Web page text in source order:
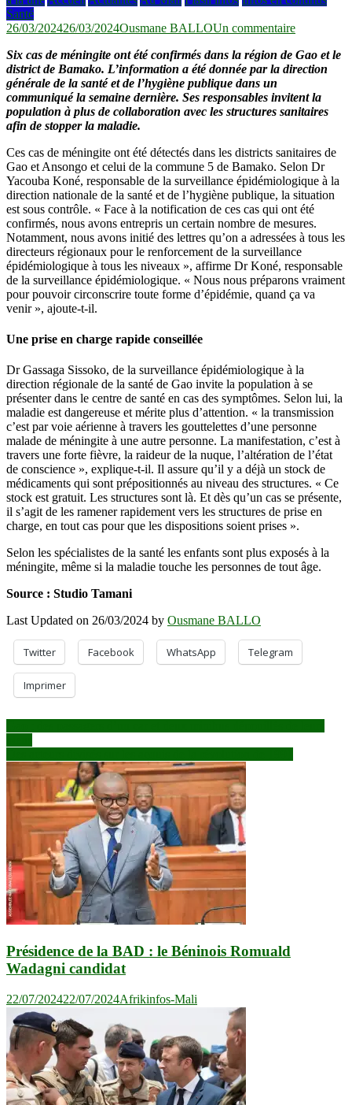
Santé
26/03/202426/03/2024Ousmane BALLOUn commentairesur
à
la
6
cas
Bamako
et
Gao
Six cas de méningite ont été confirmés dans la région de Gao et le
district de Bamako. L’information a été donnée par la direction
générale de la santé et de l’hygiène publique dans un
communiqué la semaine dernière. Ses responsables invitent la
population à plus de collaboration avec les structures sanitaires
afin de stopper la maladie.
Ces cas de méningite ont été détectés dans les districts sanitaires de
Gao et Ansongo et celui de la commune 5 de Bamako. Selon Dr
Yacouba Koné, responsable de la surveillance épidémiologique à la
direction nationale de la santé et de l’hygiène publique, la situation
est sous contrôle. « Face à la notification de ces cas qui ont été
confirmés, nous avons entrepris un certain nombre de mesures.
Notamment, nous avons initié des lettres qu’on a adressées à tous les
directeurs régionaux pour le renforcement de la surveillance
épidémiologique à tous les niveaux », affirme Dr Koné, responsable
de la surveillance épidémiologique. « Nous nous préparons vraiment
pour pouvoir circonscrire toute forme d’épidémie, quand ça va
venir », ajoute-t-il.
Une prise en charge rapide conseillée
Dr Gassaga Sissoko, de la surveillance épidémiologique à la
direction régionale de la santé de Gao invite la population à se
présenter dans le centre de santé en cas des symptômes. Selon lui, la
maladie est dangereuse et mérite plus d’attention. « la transmission
c’est par voie aérienne à travers les gouttelettes d’une personne
malade de méningite à une autre personne. La manifestation, c’est à
travers une forte fièvre, la raideur de la nuque, l’altération de l’état
de conscience », explique-t-il. Il assure qu’il y a déjà un stock de
médicaments qui sont prépositionnés au niveau des structures. « Ce
stock est gratuit. Les structures sont là. Et dès qu’un cas se présente,
il s’agit de les ramener rapidement vers les structures de prise en
charge, en tout cas pour que les dispositions soient prises ».
Selon les spécialistes de la santé les enfants sont plus exposés à la
méningite, même si la maladie touche les personnes de tout âge.
Source : Studio Tamani
Last Updated on 26/03/2024 by Ousmane BALLO
Twitter Facebook WhatsApp Telegram
Imprimer
Navigation
de
l’article
Présidence de la BAD : le Béninois Romuald
Wadagni candidat
22/07/202422/07/2024Afrikinfos-Mali